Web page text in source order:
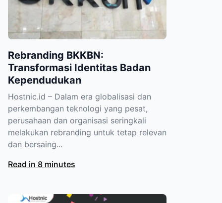
Rebranding BKKBN:
Transformasi Identitas Badan
Kependudukan
Hostnic.id – Dalam era globalisasi dan
perkembangan teknologi yang pesat,
perusahaan dan organisasi seringkali
melakukan rebranding untuk tetap relevan
dan bersaing...
Read in 8 minutes